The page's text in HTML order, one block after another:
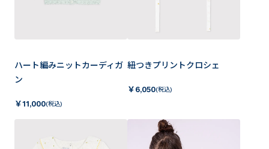
ハート編みニットカーディガ
ン
￥11,000(税込)
紐つきプリントクロシェ
￥ 6,050(税込)